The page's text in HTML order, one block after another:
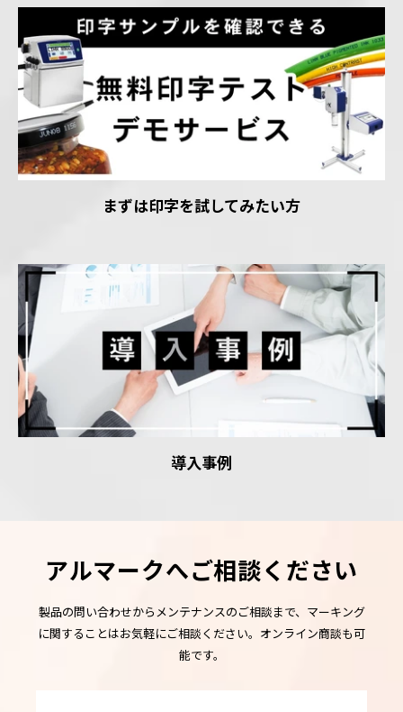
まずは印字を試してみたい方
導入事例
アルマークへご相談ください
製品の問い合わせからメンテナンスのご相談まで、マーキング
に関することはお気軽にご相談ください。オンライン商談も可
能です。